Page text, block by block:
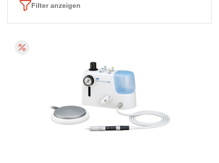
Filter anzeigen